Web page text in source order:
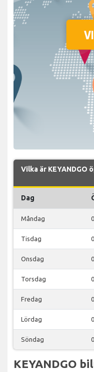
Vilka är KEYANDGO
Dag
Måndag
Tisdag
Onsdag
Torsdag
Fredag
Lördag
Söndag
KEYANDGO